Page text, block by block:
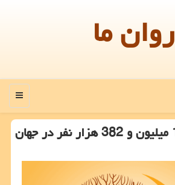
روان ما
منو
ابتلای بیش از 11 میلیون و 382 هزار نفر در جهان